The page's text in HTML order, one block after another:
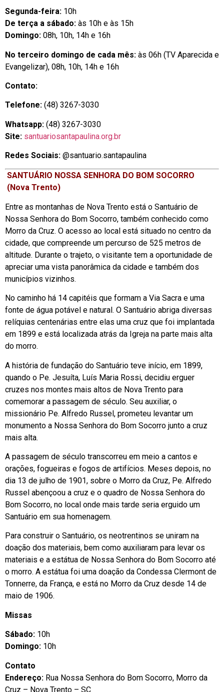
Segunda-feira: 10h
De terça a sábado: às 10h e às 15h
Domingo: 08h, 10h, 14h e 16h
No terceiro domingo de cada mês: às 06h (TV Aparecida e
Evangelizar), 08h, 10h, 14h e 16h
Contato:
Telefone: (48) 3267-3030
Whatsapp: (48) 3267-3030
Site: santuariosantapaulina.org.br
Redes Sociais: @santuario.santapaulina
SANTUÁRIO NOSSA SENHORA DO BOM SOCORRO
(Nova Trento)
Entre as montanhas de Nova Trento está o Santuário de
Nossa Senhora do Bom Socorro, também conhecido como
Morro da Cruz. O acesso ao local está situado no centro da
cidade, que compreende um percurso de 525 metros de
altitude. Durante o trajeto, o visitante tem a oportunidade de
apreciar uma vista panorâmica da cidade e também dos
municípios vizinhos.
No caminho há 14 capitéis que formam a Via Sacra e uma
fonte de água potável e natural. O Santuário abriga diversas
relíquias centenárias entre elas uma cruz que foi implantada
em 1899 e está localizada atrás da Igreja na parte mais alta
do morro.
A história de fundação do Santuário teve início, em 1899,
quando o Pe. Jesuíta, Luís Maria Rossi, decidiu erguer
cruzes nos montes mais altos de Nova Trento para
comemorar a passagem de século. Seu auxiliar, o
missionário Pe. Alfredo Russel, prometeu levantar um
monumento a Nossa Senhora do Bom Socorro junto a cruz
mais alta.
A passagem de século transcorreu em meio a cantos e
orações, fogueiras e fogos de artifícios. Meses depois, no
dia 13 de julho de 1901, sobre o Morro da Cruz, Pe. Alfredo
Russel abençoou a cruz e o quadro de Nossa Senhora do
Bom Socorro, no local onde mais tarde seria erguido um
Santuário em sua homenagem.
Para construir o Santuário, os neotrentinos se uniram na
doação dos materiais, bem como auxiliaram para levar os
materiais e a estátua de Nossa Senhora do Bom Socorro até
o morro. A estátua foi uma doação da Condessa Clermont de
Tonnerre, da França, e está no Morro da Cruz desde 14 de
maio de 1906.
Missas
Sábado: 10h
Domingo: 10h
Contato
Endereço: Rua Nossa Senhora do Bom Socorro, Morro da
Cruz – Nova Trento – SC